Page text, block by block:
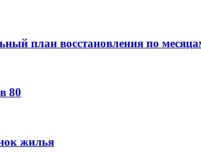
план восстановления по
80
жилья